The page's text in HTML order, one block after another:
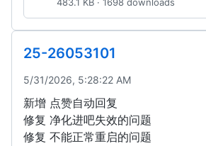
25-26053101
5/31/2026, 5:28:22 AM
新增 点赞自动回复
修复 净化进吧失效的问题
修复 不能正常重启的问题